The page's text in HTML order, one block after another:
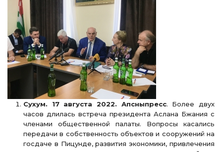
Сухум. 17 августа 2022. Апсныпресс. Более двух
часов длилась встреча президента Аслана Бжания с
членами общественной палаты. Вопросы касались
передачи в собственность объектов и сооружений на
госдаче в Пицунде, развития экономики, привлечения